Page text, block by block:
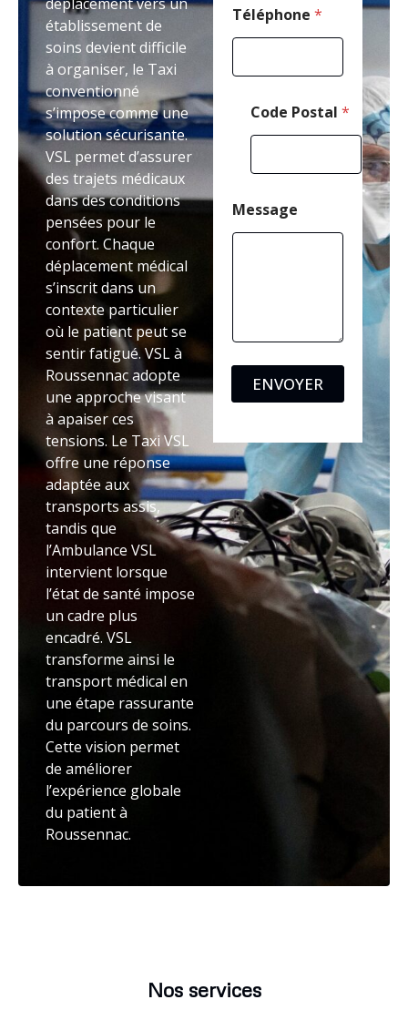
déplacement vers un
établissement de
soins devient difficile
à organiser, le Taxi
conventionné
s’impose comme une
solution sécurisante.
VSL permet d’assurer
des trajets médicaux
dans des conditions
pensées pour le
confort. Chaque
déplacement médical
s’inscrit dans un
contexte particulier
où le patient peut se
sentir fatigué. VSL à
Roussennac adopte
une approche visant
à apaiser ces
tensions. Le Taxi VSL
offre une réponse
adaptée aux
transports assis,
tandis que
l’Ambulance VSL
intervient lorsque
l’état de santé impose
un cadre plus
encadré. VSL
transforme ainsi le
transport médical en
une étape rassurante
du parcours de soins.
Cette vision permet
de améliorer
l’expérience globale
du patient à
Roussennac.
Téléphone *
Code Postal *
Message
ENVOYER
Nos services